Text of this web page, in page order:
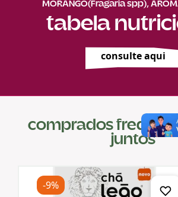
MORANGO(Fragaria spp),
tabela
consulte aqui
comprados
juntos
-9%